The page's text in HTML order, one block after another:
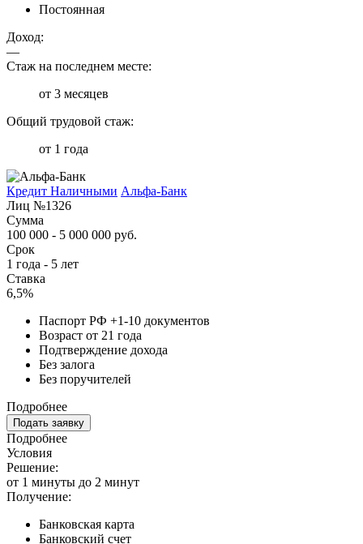
Постоянная
Доход:
—
Стаж на последнем месте:
от 3 месяцев
Общий трудовой стаж:
от 1 года
Кредит Наличными Альфа-Банк
Лиц №1326
Сумма
100 000 - 5 000 000 руб.
Срок
1 года - 5 лет
Ставка
6,5%
Паспорт РФ +1-10 документов
Возраст от 21 года
Подтверждение дохода
Без залога
Без поручителей
Подробнее
Подать заявку
Подробнее
Условия
Решение:
от 1 минуты до 2 минут
Получение:
Банковская карта
Банковский счет